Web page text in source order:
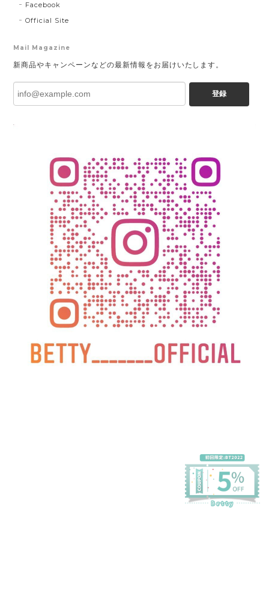
Facebook
Official Site
Mail Magazine
新商品やキャンペーンなどの最新情報をお届けいたします。
登録